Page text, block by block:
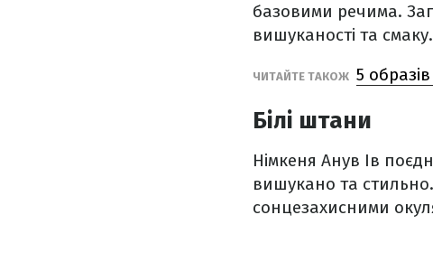
базовими речима.
вишуканості та смаку.
ЧИТАЙТЕ ТАКОЖ 5
Білі штани
Німкеня Анув Ів
вишукано та
сонцезахисними